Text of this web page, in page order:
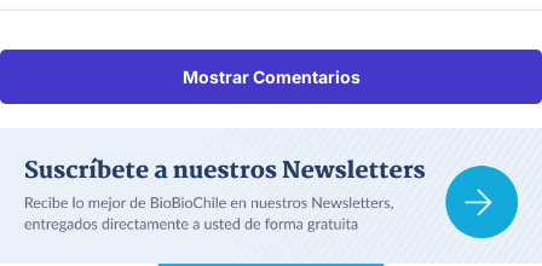
Mostrar Comentarios